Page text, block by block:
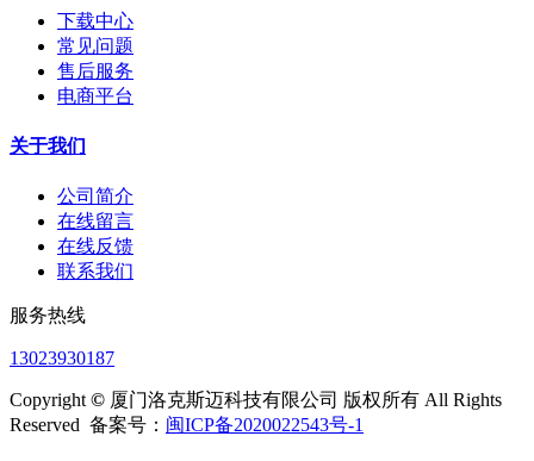
下载中心
常见问题
售后服务
电商平台
关于我们
公司简介
在线留言
在线反馈
联系我们
服务热线
13023930187
Copyright © 厦门洛克斯迈科技有限公司 版权所有 All Rights
Reserved 备案号： 闽ICP备2020022543号-1